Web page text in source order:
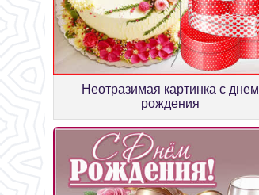
Неотразимая картинка с днем
рождения